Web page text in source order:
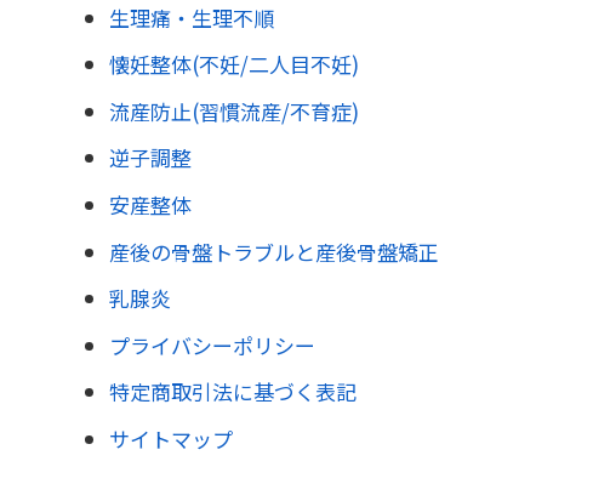
生理痛・生理不順
懐妊整体(不妊/二人目不妊)
流産防止(習慣流産/不育症)
逆子調整
安産整体
産後の骨盤トラブルと産後骨盤矯正
乳腺炎
プライバシーポリシー
特定商取引法に基づく表記
サイトマップ